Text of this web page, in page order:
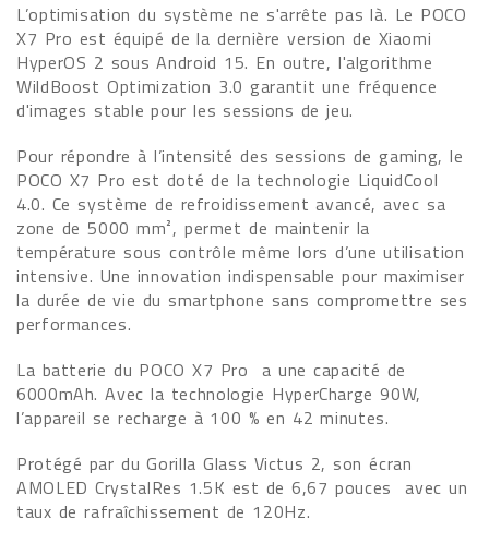
L’optimisation du système ne s'arrête pas là. Le POCO
X7 Pro est équipé de la dernière version de Xiaomi
HyperOS 2 sous Android 15. En outre, l'algorithme
WildBoost Optimization 3.0 garantit une fréquence
d'images stable pour les sessions de jeu.
Pour répondre à l’intensité des sessions de gaming, le
POCO X7 Pro est doté de la technologie LiquidCool
4.0. Ce système de refroidissement avancé, avec sa
zone de 5000 mm², permet de maintenir la
température sous contrôle même lors d’une utilisation
intensive. Une innovation indispensable pour maximiser
la durée de vie du smartphone sans compromettre ses
performances.
La batterie du POCO X7 Pro a une capacité de
6000mAh. Avec la technologie HyperCharge 90W,
l’appareil se recharge à 100 % en 42 minutes.
Protégé par du Gorilla Glass Victus 2, son écran
AMOLED CrystalRes 1.5K est de 6,67 pouces avec un
taux de rafraîchissement de 120Hz.